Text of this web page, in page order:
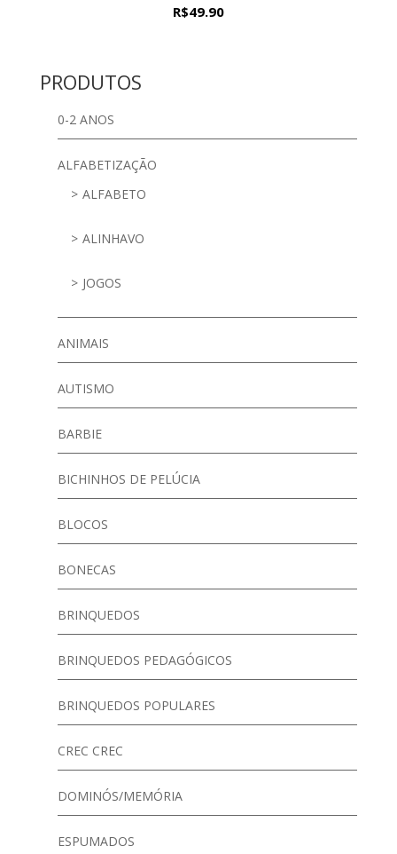
R$49.90
PRODUTOS
0-2 ANOS
ALFABETIZAÇÃO
ALFABETO
ALINHAVO
JOGOS
ANIMAIS
AUTISMO
BARBIE
BICHINHOS DE PELÚCIA
BLOCOS
BONECAS
BRINQUEDOS
BRINQUEDOS PEDAGÓGICOS
BRINQUEDOS POPULARES
CREC CREC
DOMINÓS/MEMÓRIA
ESPUMADOS